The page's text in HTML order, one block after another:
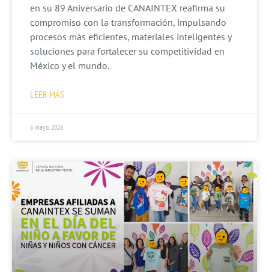
en su 89 Aniversario de CANAINTEX reafirma su
compromiso con la transformación, impulsando
procesos más eficientes, materiales inteligentes y
soluciones para fortalecer su competitividad en
México y el mundo.
LEER MÁS
6 mayo, 2026